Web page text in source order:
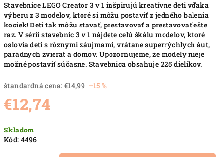
Stavebnice LEGO Creator 3 v 1 inšpirujú kreatívne deti vďaka
výberu z 3 modelov, ktoré si môžu postaviť z jedného balenia
kociek! Deti tak môžu stavať, prestavovať a prestavovať ešte
raz. V sérii stavebníc 3 v 1 nájdete celú škálu modelov, ktoré
oslovia deti s rôznymi záujmami, vrátane superrýchlych áut,
parádnych zvierat a domov. Upozorňujeme, že modely nieje
možné postaviť súčasne. Stavebnica obsahuje 225 dielikov.
štandardná cena: €14,99 –15 %
€12,74
cena:
Skladom
Kód: 4496